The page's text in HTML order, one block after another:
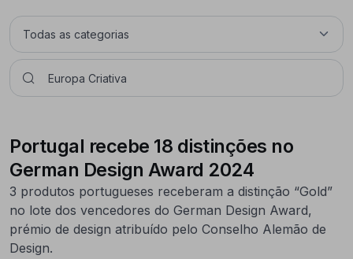
Portugal recebe 18 distinções no
German Design Award 2024
3 produtos portugueses receberam a distinção “Gold”
no lote dos vencedores do German Design Award,
prémio de design atribuído pelo Conselho Alemão de
Design.